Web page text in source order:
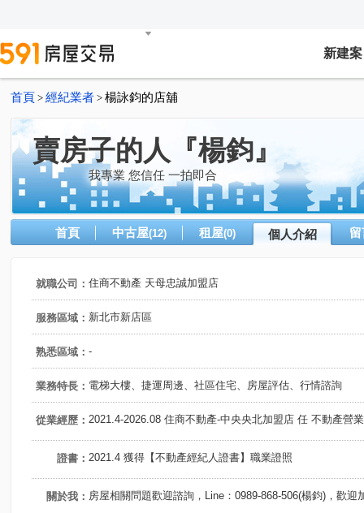
新建案
首頁 > 經紀業者 > 楊詠鈞的店舖
賣房子的人『楊鈞』
我專業 您信任 一拍即合
首頁 中古屋(12) 租屋(0) 個人介紹
就職公司： 住商不動產 天母忠誠加盟店
服務區域： 新北市新店區
熟悉區域： -
業務特長： 電梯大樓、捷運周邊、社區住宅、房屋評估、行情諮詢
從業經歷： 2021.4-2026.08 住商不動產-中央央北加盟店 任 不動產營
證書： 2021.4 獲得【不動產經紀人證書】職業證照
關於我： 房屋相關問題歡迎諮詢，Line：0989-868-506(楊鈞)，歡迎